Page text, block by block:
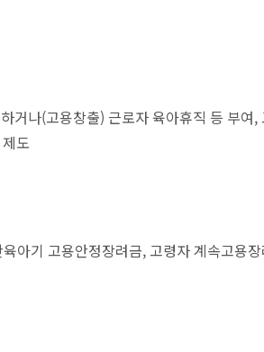
거나(고용창출) 근로자 육아휴직 등 부여,
도
아기 고용안정장려금, 고령자 계속고용